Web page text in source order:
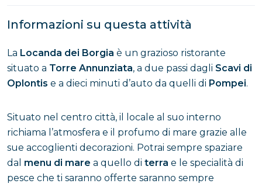
Informazioni su questa attività
La Locanda dei Borgia è un grazioso ristorante
situato a Torre Annunziata, a due passi dagli Scavi di
Oplontis e a dieci minuti d’auto da quelli di Pompei.
Situato nel centro città, il locale al suo interno
richiama l’atmosfera e il profumo di mare grazie alle
sue accoglienti decorazioni. Potrai sempre spaziare
dal menu di mare a quello di terra e le specialità di
pesce che ti saranno offerte saranno sempre